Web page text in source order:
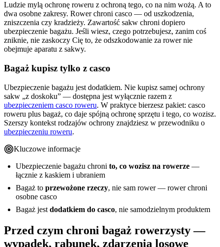
Ludzie mylą ochronę roweru z ochroną tego, co na nim wożą. A to
dwa osobne zakresy. Rower chroni casco — od uszkodzenia,
zniszczenia czy kradzieży. Zawartość sakw chroni dopiero
ubezpieczenie bagażu. Jeśli wiesz, czego potrzebujesz, zanim coś
zniknie, nie zaskoczy Cię to, że odszkodowanie za rower nie
obejmuje aparatu z sakwy.
Bagaż kupisz tylko z casco
Ubezpieczenie bagażu jest dodatkiem. Nie kupisz samej ochrony
sakw „z doskoku” — dostępna jest wyłącznie razem z
ubezpieczeniem casco roweru. W praktyce bierzesz pakiet: casco
roweru plus bagaż, co daje spójną ochronę sprzętu i tego, co wozisz.
Szerszy kontekst rodzajów ochrony znajdziesz w przewodniku o
ubezpieczeniu roweru.
Kluczowe informacje
Ubezpieczenie bagażu chroni to, co wozisz na rowerze —
łącznie z kaskiem i ubraniem
Bagaż to przewożone rzeczy, nie sam rower — rower chroni
osobne casco
Bagaż jest dodatkiem do casco, nie samodzielnym produktem
Przed czym chroni bagaż rowerzysty —
wypadek, rabunek, zdarzenia losowe